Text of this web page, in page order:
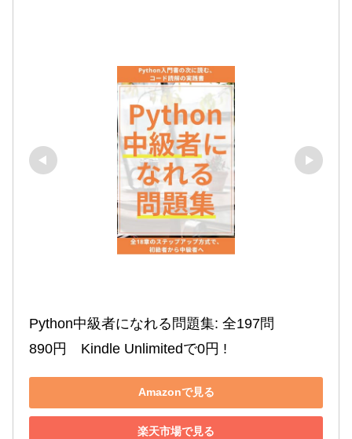
Python中級者になれる問題集: 全197問
890円　Kindle Unlimitedで0円 !
Amazonで見る
楽天市場で見る